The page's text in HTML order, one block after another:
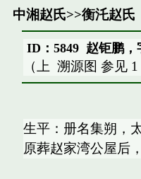
中湘赵氏>>衡汑赵氏
ID：5849 赵钜鹏，
（上 溯源图 参见 1
生平：册名集朔，
原葬赵家湾公屋后